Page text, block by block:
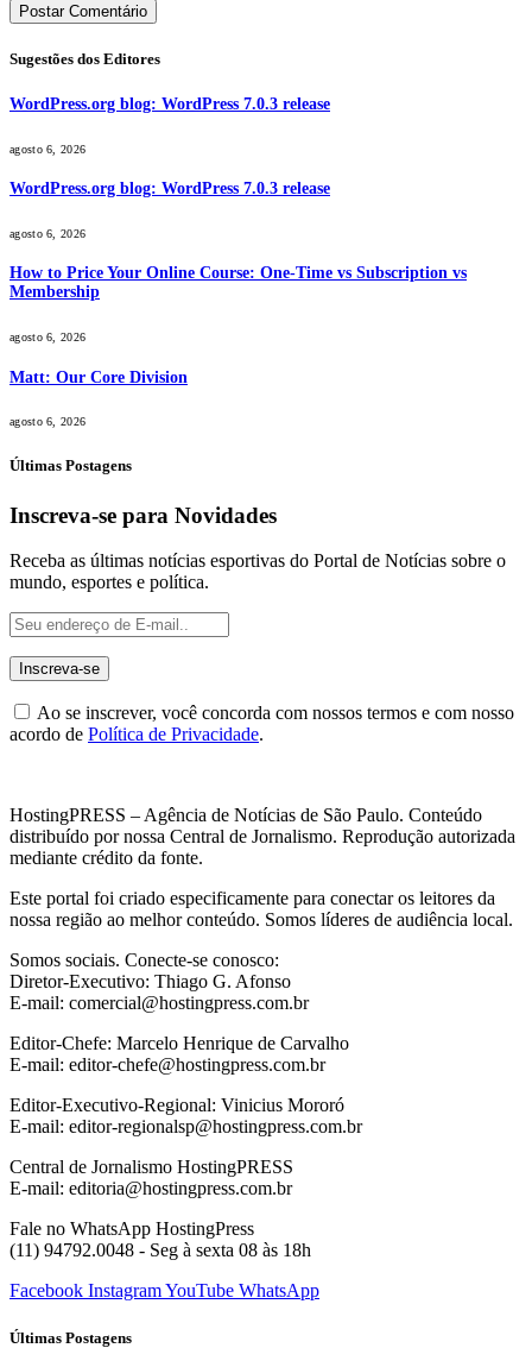
Sugestões dos Editores
WordPress.org blog: WordPress 7.0.3 release
agosto 6, 2026
WordPress.org blog: WordPress 7.0.3 release
agosto 6, 2026
How to Price Your Online Course: One-Time vs Subscription vs
Membership
agosto 6, 2026
Matt: Our Core Division
agosto 6, 2026
Últimas Postagens
Inscreva-se para Novidades
Receba as últimas notícias esportivas do Portal de Notícias sobre o
mundo, esportes e política.
Ao se inscrever, você concorda com nossos termos e com nosso
acordo de Política de Privacidade.
HostingPRESS – Agência de Notícias de São Paulo. Conteúdo
distribuído por nossa Central de Jornalismo. Reprodução autorizada
mediante crédito da fonte.
Este portal foi criado especificamente para conectar os leitores da
nossa região ao melhor conteúdo. Somos líderes de audiência local.
Somos sociais. Conecte-se conosco:
Diretor-Executivo: Thiago G. Afonso
E-mail: comercial@hostingpress.com.br
Editor-Chefe: Marcelo Henrique de Carvalho
E-mail: editor-chefe@hostingpress.com.br
Editor-Executivo-Regional: Vinicius Mororó
E-mail: editor-regionalsp@hostingpress.com.br
Central de Jornalismo HostingPRESS
E-mail: editoria@hostingpress.com.br
Fale no WhatsApp HostingPress
(11) 94792.0048 - Seg à sexta 08 às 18h
Facebook InstagramYouTube WhatsApp
Últimas Postagens